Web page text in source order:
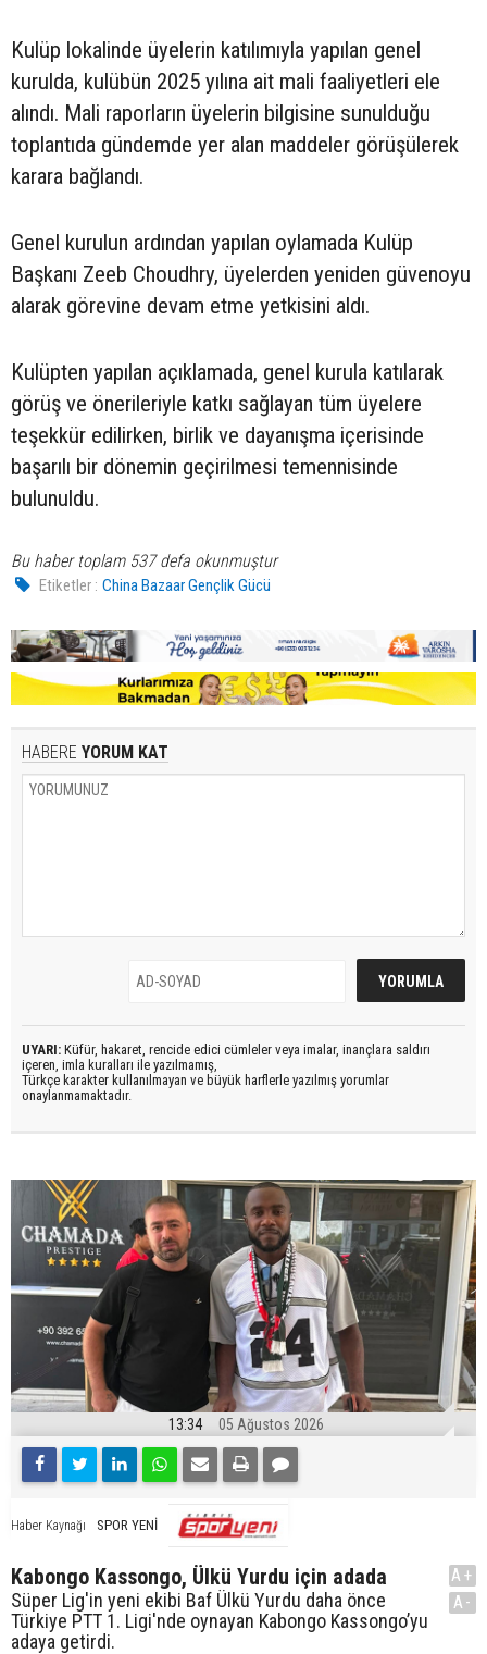
Kulüp lokalinde üyelerin katılımıyla yapılan genel
kurulda, kulübün 2025 yılına ait mali faaliyetleri ele
alındı. Mali raporların üyelerin bilgisine sunulduğu
toplantıda gündemde yer alan maddeler görüşülerek
karara bağlandı.
Genel kurulun ardından yapılan oylamada Kulüp
Başkanı Zeeb Choudhry, üyelerden yeniden güvenoyu
alarak görevine devam etme yetkisini aldı.
Kulüpten yapılan açıklamada, genel kurula katılarak
görüş ve önerileriyle katkı sağlayan tüm üyelere
teşekkür edilirken, birlik ve dayanışma içerisinde
başarılı bir dönemin geçirilmesi temennisinde
bulunuldu.
Bu haber toplam 537 defa okunmuştur
Etiketler : China Bazaar Gençlik Gücü
HABERE YORUM KAT
UYARI: Küfür, hakaret, rencide edici cümleler veya imalar, inançlara saldırı
içeren, imla kuralları ile yazılmamış,
Türkçe karakter kullanılmayan ve büyük harflerle yazılmış yorumlar
onaylanmamaktadır.
13:34 05 Ağustos 2026
Haber Kaynağı SPOR YENİ
Kabongo Kassongo, Ülkü Yurdu için adada
Süper Lig'in yeni ekibi Baf Ülkü Yurdu daha önce
Türkiye PTT 1. Ligi'nde oynayan Kabongo Kassongo’yu
adaya getirdi.
A+
A-